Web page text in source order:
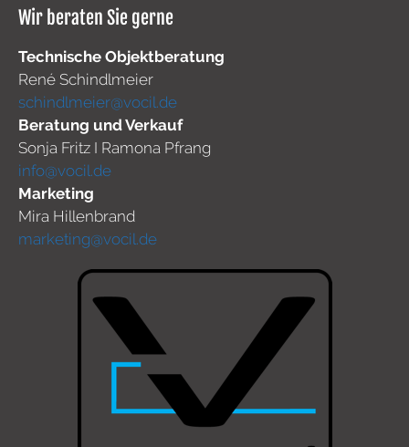
Wir beraten Sie gerne
Technische Objektberatung
René Schindlmeier
schindlmeier@vocil.de
Beratung und Verkauf
Sonja Fritz I Ramona Pfrang
info@vocil.de
Marketing
Mira Hillenbrand
marketing@vocil.de